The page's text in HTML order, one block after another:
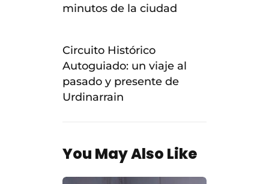
minutos de la ciudad
Circuito Histórico
Autoguiado: un viaje al
pasado y presente de
Urdinarrain
You May Also Like